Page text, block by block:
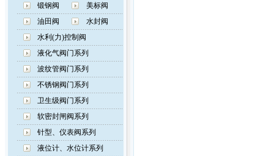
锻钢阀
美标阀
油田阀
水封阀
水利(力)控制阀
液化气阀门系列
波纹管阀门系列
不锈钢阀门系列
卫生级阀门系列
软密封闸阀系列
针型、仪表阀系列
液位计、水位计系列